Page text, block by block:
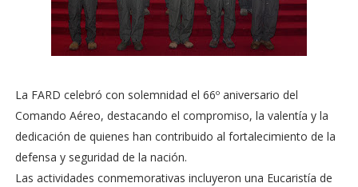
La FARD celebró con solemnidad el 66º aniversario del
Comando Aéreo, destacando el compromiso, la valentía y la
dedicación de quienes han contribuido al fortalecimiento de la
defensa y seguridad de la nación.
Las actividades conmemorativas incluyeron una Eucaristía de